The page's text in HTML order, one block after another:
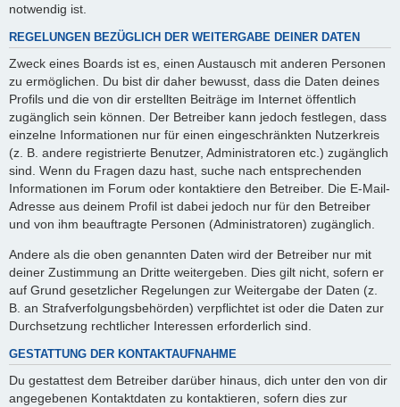
notwendig ist.
REGELUNGEN BEZÜGLICH DER WEITERGABE DEINER DATEN
Zweck eines Boards ist es, einen Austausch mit anderen Personen
zu ermöglichen. Du bist dir daher bewusst, dass die Daten deines
Profils und die von dir erstellten Beiträge im Internet öffentlich
zugänglich sein können. Der Betreiber kann jedoch festlegen, dass
einzelne Informationen nur für einen eingeschränkten Nutzerkreis
(z. B. andere registrierte Benutzer, Administratoren etc.) zugänglich
sind. Wenn du Fragen dazu hast, suche nach entsprechenden
Informationen im Forum oder kontaktiere den Betreiber. Die E-Mail-
Adresse aus deinem Profil ist dabei jedoch nur für den Betreiber
und von ihm beauftragte Personen (Administratoren) zugänglich.
Andere als die oben genannten Daten wird der Betreiber nur mit
deiner Zustimmung an Dritte weitergeben. Dies gilt nicht, sofern er
auf Grund gesetzlicher Regelungen zur Weitergabe der Daten (z.
B. an Strafverfolgungsbehörden) verpflichtet ist oder die Daten zur
Durchsetzung rechtlicher Interessen erforderlich sind.
GESTATTUNG DER KONTAKTAUFNAHME
Du gestattest dem Betreiber darüber hinaus, dich unter den von dir
angegebenen Kontaktdaten zu kontaktieren, sofern dies zur